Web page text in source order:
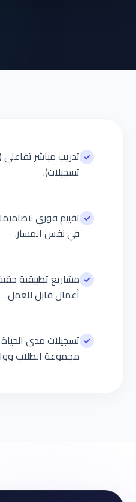
✓ تدريب مباشر
تسجيلات).
✓ تقييم فوري
في نفس المسار.
✓ مشاريع تطبيقية
أعمال قابل للعمل.
✓ تسجيلات مدى
مجموعة الطلاب